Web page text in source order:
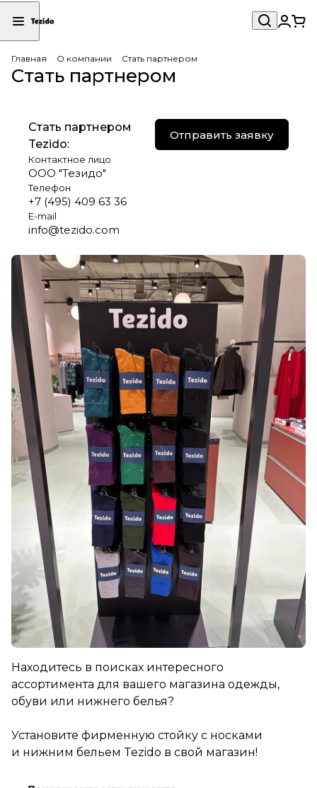
Главная О компании Стать партнером
Стать партнером
Стать партнером
Tezido:
Контактное лицо
ООО "Тезидо"
Телефон
+7 (495) 409 63 36
E-mail
info@tezido.com
Отправить заявку
Находитесь в поисках интересного
ассортимента для вашего магазина одежды,
обуви или нижнего белья?
Установите фирменную стойку с носками
и нижним бельем Tezido в свой магазин!